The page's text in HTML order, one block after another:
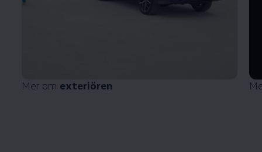
Mer om exteriören